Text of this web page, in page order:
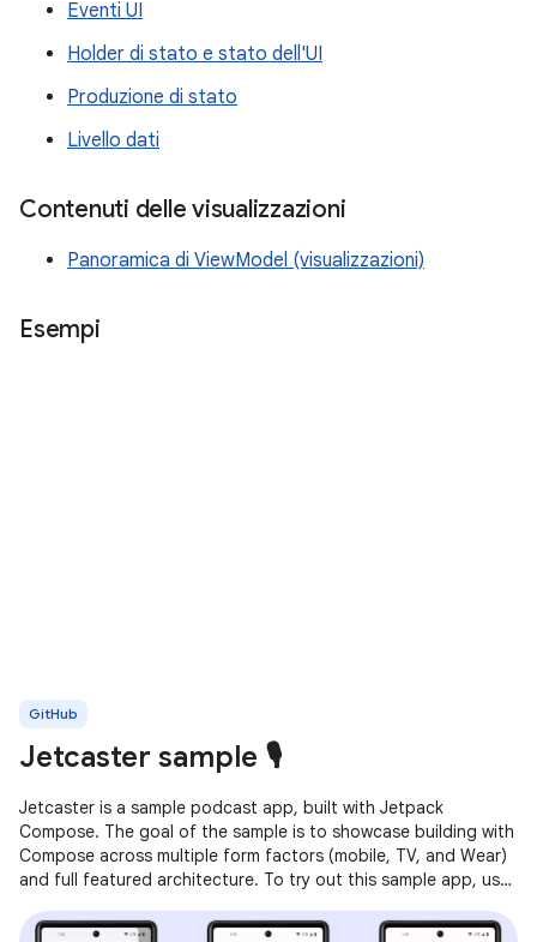
Eventi UI
Holder di stato e stato dell'UI
Produzione di stato
Livello dati
Contenuti delle visualizzazioni
Panoramica di ViewModel (visualizzazioni)
Esempi
GitHub
Jetcaster sample 🎙️
Jetcaster is a sample podcast app, built with Jetpack
Compose. The goal of the sample is to showcase building with
Compose across multiple form factors (mobile, TV, and Wear)
and full featured architecture. To try out this sample app, use